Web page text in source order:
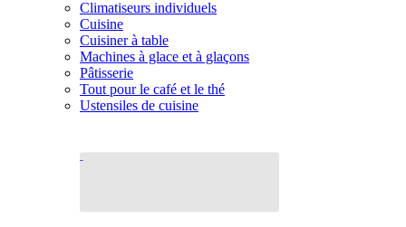
Climatiseurs individuels
Cuisine
Cuisiner à table
Machines à glace et à glaçons
Pâtisserie
Tout pour le café et le thé
Ustensiles de cuisine